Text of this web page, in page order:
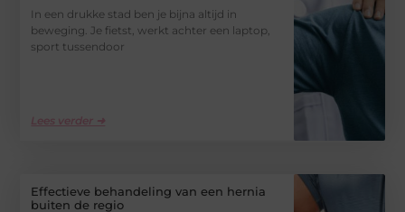
In een drukke stad ben je bijna altijd in
beweging. Je fietst, werkt achter een laptop,
sport tussendoor
Lees verder ➜
Effectieve behandeling van een hernia
buiten de regio